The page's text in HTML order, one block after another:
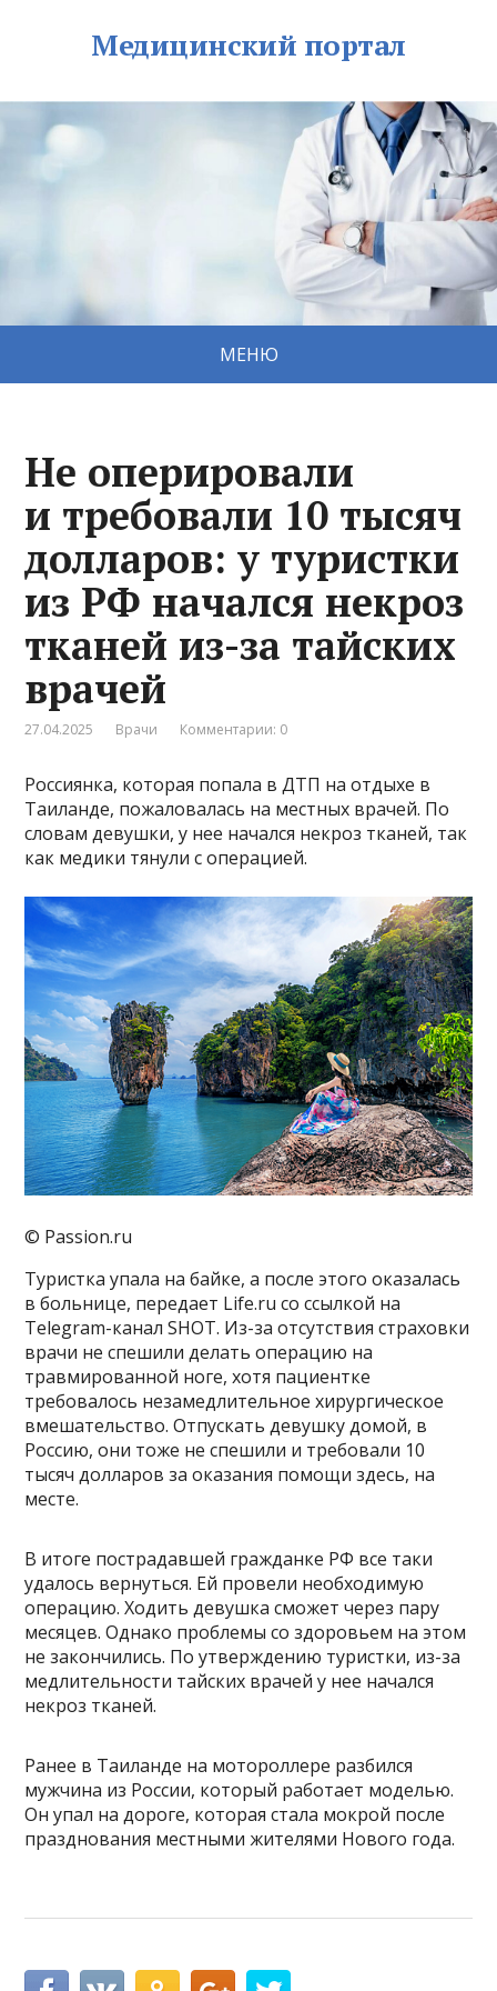
Медицинский портал
МЕНЮ
Не оперировали
и требовали 10 тысяч
долларов: у туристки
из РФ начался некроз
тканей из-за тайских
врачей
27.04.2025 Врачи Комментарии: 0
Россиянка, которая попала в ДТП на отдыхе в
Таиланде, пожаловалась на местных врачей. По
словам девушки, у нее начался некроз тканей, так
как медики тянули с операцией.
© Passion.ru
Туристка упала на байке, а после этого оказалась
в больнице, передает Life.ru со ссылкой на
Telegram-канал SHOT. Из-за отсутствия страховки
врачи не спешили делать операцию на
травмированной ноге, хотя пациентке
требовалось незамедлительное хирургическое
вмешательство. Отпускать девушку домой, в
Россию, они тоже не спешили и требовали 10
тысяч долларов за оказания помощи здесь, на
месте.
В итоге пострадавшей гражданке РФ все таки
удалось вернуться. Ей провели необходимую
операцию. Ходить девушка сможет через пару
месяцев. Однако проблемы со здоровьем на этом
не закончились. По утверждению туристки, из-за
медлительности тайских врачей у нее начался
некроз тканей.
Ранее в Таиланде на мотороллере разбился
мужчина из России, который работает моделью.
Он упал на дороге, которая стала мокрой после
празднования местными жителями Нового года.